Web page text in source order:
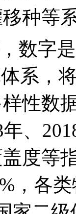
种等
数字
系，
性数
年、
度等
，各